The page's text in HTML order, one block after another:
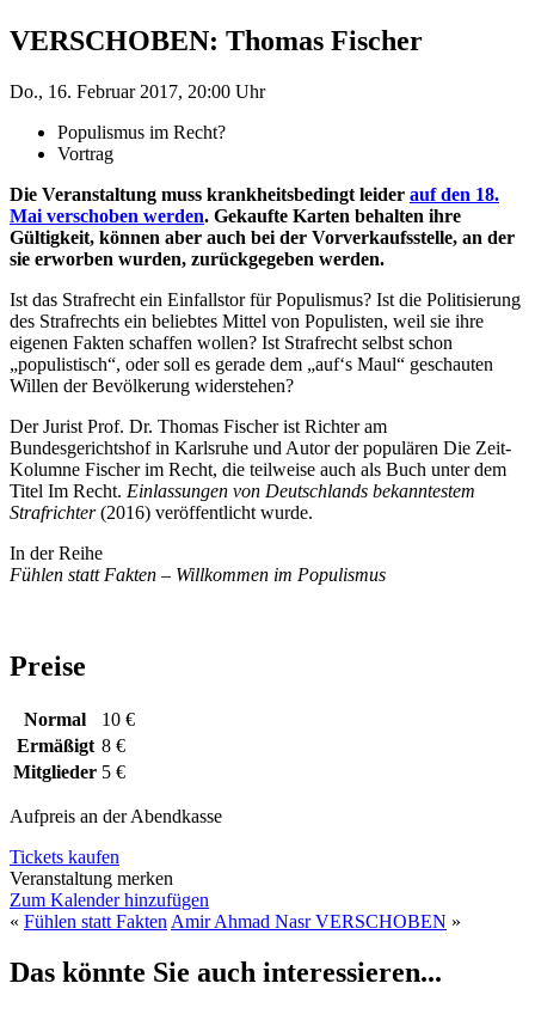
VERSCHOBEN: Thomas Fischer
Do., 16. Februar 2017, 20:00 Uhr
Populismus im Recht?
Vortrag
Die Veranstaltung muss krankheitsbedingt leider auf den 18.
Mai verschoben werden. Gekaufte Karten behalten ihre
Gültigkeit, können aber auch bei der Vorverkaufsstelle, an der
sie erworben wurden, zurückgegeben werden.
Ist das Strafrecht ein Einfallstor für Populismus? Ist die Politisierung
des Strafrechts ein beliebtes Mittel von Populisten, weil sie ihre
eigenen Fakten schaffen wollen? Ist Strafrecht selbst schon
„populistisch“, oder soll es gerade dem „auf‘s Maul“ geschauten
Willen der Bevölkerung widerstehen?
Der Jurist Prof. Dr. Thomas Fischer ist Richter am
Bundesgerichtshof in Karlsruhe und Autor der populären Die Zeit-
Kolumne Fischer im Recht, die teilweise auch als Buch unter dem
Titel Im Recht. Einlassungen von Deutschlands bekanntestem
Strafrichter(2016) veröffentlicht wurde.
In der Reihe
Fühlen statt Fakten – Willkommen im Populismus
Preise
Normal
10 €
Ermäßigt 8 €
Mitglieder 5 €
Aufpreis an der Abendkasse
Tickets kaufen
Veranstaltung merken
Zum Kalender hinzufügen
« Fühlen statt FaktenAmir Ahmad Nasr VERSCHOBEN »
Das könnte Sie auch interessieren...